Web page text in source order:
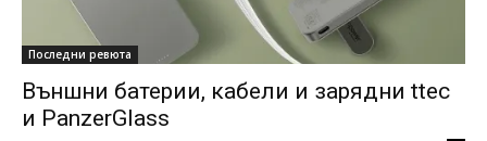
Последни ревюта
Външни батерии, кабели и зарядни ttec
и PanzerGlass